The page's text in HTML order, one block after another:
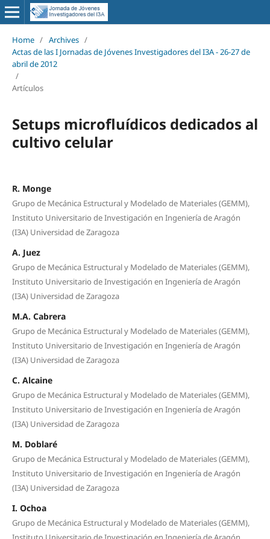
Home / Archives /
Actas de las I Jornadas de Jóvenes Investigadores del I3A - 26‐27 de
abril de 2012
/
Artículos
Setups microfluídicos dedicados al
cultivo celular
R. Monge
Grupo de Mecánica Estructural y Modelado de Materiales (GEMM),
Instituto Universitario de Investigación en Ingeniería de Aragón
(I3A) Universidad de Zaragoza
A. Juez
Grupo de Mecánica Estructural y Modelado de Materiales (GEMM),
Instituto Universitario de Investigación en Ingeniería de Aragón
(I3A) Universidad de Zaragoza
M.A. Cabrera
Grupo de Mecánica Estructural y Modelado de Materiales (GEMM),
Instituto Universitario de Investigación en Ingeniería de Aragón
(I3A) Universidad de Zaragoza
C. Alcaine
Grupo de Mecánica Estructural y Modelado de Materiales (GEMM),
Instituto Universitario de Investigación en Ingeniería de Aragón
(I3A) Universidad de Zaragoza
M. Doblaré
Grupo de Mecánica Estructural y Modelado de Materiales (GEMM),
Instituto Universitario de Investigación en Ingeniería de Aragón
(I3A) Universidad de Zaragoza
I. Ochoa
Grupo de Mecánica Estructural y Modelado de Materiales (GEMM),